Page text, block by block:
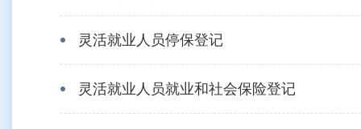
灵活就业人员停保登记
灵活就业人员就业和社会保险登记